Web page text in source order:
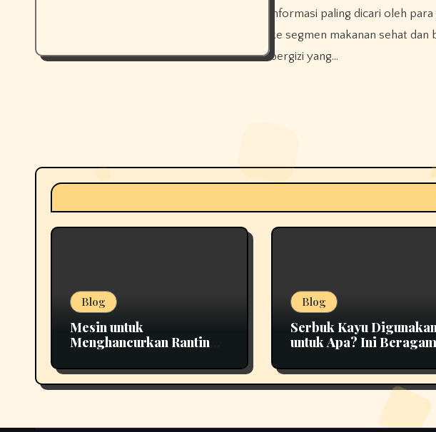
informasi paling dicari oleh
ke segmen makanan sehat
bergizi yang…
Blog
Mesin untuk
Menghancurkan Ranting
Berbagai Kebutuhan
Blog
Serbuk Kayu
untuk Apa? Ini Beragam